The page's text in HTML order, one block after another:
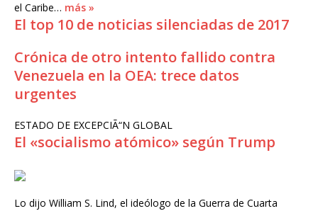
el Caribe… más »
El top 10 de noticias silenciadas de 2017
Crónica de otro intento fallido contra
Venezuela en la OEA: trece datos
urgentes
ESTADO DE EXCEPCIÃ“N GLOBAL
El «socialismo atómico» según Trump
Lo dijo William S. Lind, el ideólogo de la Guerra de Cuarta